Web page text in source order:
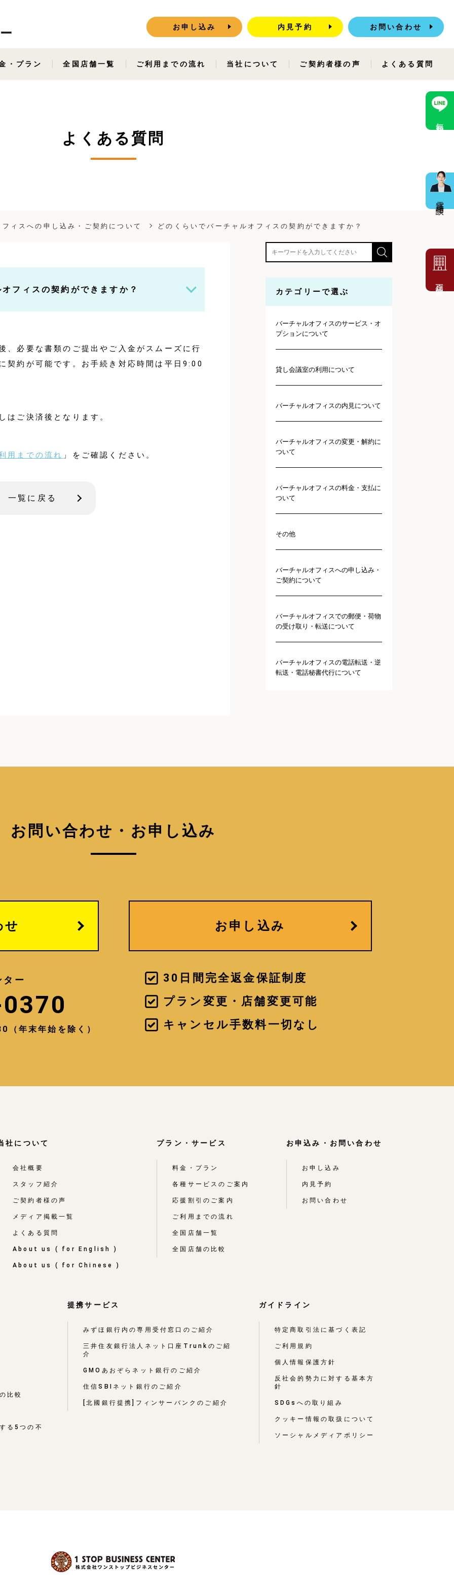
お申し込み
内見予約 お問い合わせ
・プラン 全国店舗一覧 ご利用までの流れ 当社について ご契約者様の声 よくある質問
よくある質問
ィスへの申し込み・ご契約について どのくらいでバーチャルオフィスの契約ができますか？
フィスの契約ができますか？
、必要な書類のご提出やご入金がスムーズに行
契約が可能です。お手続き対応時間は平日9:00
はご決済後となります。
用までの流れ 」をご確認ください。
一覧に戻る
カテゴリーで選ぶ
バーチャルオフィスのサービス・オ
プションについて
貸し会議室の利用について
バーチャルオフィスの内見について
バーチャルオフィスの変更・解約に
ついて
バーチャルオフィスの料金・支払に
ついて
その他
バーチャルオフィスへの申し込み・
ご契約について
バーチャルオフィスでの郵便・荷物
の受け取り・転送について
バーチャルオフィスの電話転送・逆
転送・電話秘書代行について
お問い合わせ・お申し込み
せ
ター
年末年始を除く）
お申し込み
30日間完全返金保証制度
プラン変更・店舗変更可能
キャンセル手数料一切なし
社について
会社概要
スタッフ紹介
ご契約者様の声
メディア掲載一覧
よくある質問
About us ( for English )
About us ( for Chinese )
プラン・サービス
料金・プラン
各種サービスのご案内
応援割引のご案内
ご利用までの流れ
全国店舗一覧
全国店舗の比較
お申込み・お問い合わせ
お申し込み
内見予約
お問い合わせ
比較
る5つの不
提携サービス
みずほ銀行内の専用受付窓口のご紹介
三井住友銀行法人ネット口座Trunkのご紹
介
GMOあおぞらネット銀行のご紹介
住信SBIネット銀行のご紹介
[北國銀行提携]フィンサーバンクのご紹介
ガイドライン
特定商取引法に基づく表記
ご利用規約
個人情報保護方針
反社会的勢力に対する基本方
針
SDGsへの取り組み
クッキー情報の取扱について
ソーシャルメディアポリシー